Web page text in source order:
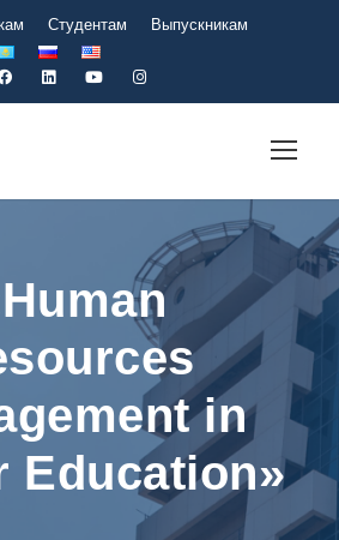
Студентам Выпускникам
in
Education»